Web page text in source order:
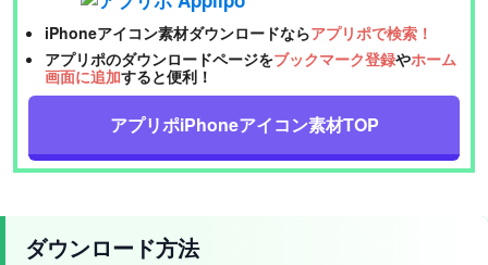
iPhoneアイコン素材ダウンロードならアプリポで検索！
アプリポのダウンロードページをブックマーク登録やホーム
画面に追加すると便利！
アプリポiPhoneアイコン素材TOP
ダウンロード方法